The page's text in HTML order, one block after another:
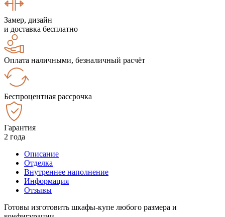
Замер, дизайн
и доставка бесплатно
Оплата наличными, безналичный расчёт
Беспроцентная рассрочка
Гарантия
2 года
Описание
Отделка
Внутреннее наполнение
Информация
Отзывы
Готовы изготовить шкафы-купе любого размера и